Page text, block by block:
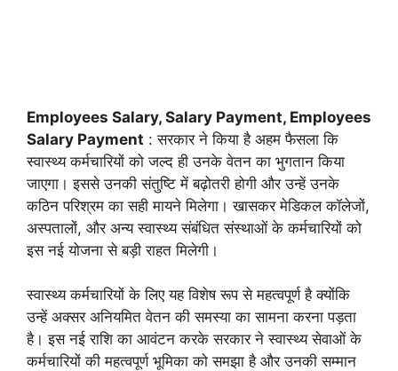
Employees Salary, Salary Payment, Employees
Salary Payment : सरकार ने किया है अहम फैसला कि
स्वास्थ्य कर्मचारियों को जल्द ही उनके वेतन का भुगतान किया
जाएगा। इससे उनकी संतुष्टि में बढ़ोतरी होगी और उन्हें उनके
कठिन परिश्रम का सही मायने मिलेगा। खासकर मेडिकल कॉलेजों,
अस्पतालों, और अन्य स्वास्थ्य संबंधित संस्थाओं के कर्मचारियों को
इस नई योजना से बड़ी राहत मिलेगी।
स्वास्थ्य कर्मचारियों के लिए यह विशेष रूप से महत्वपूर्ण है क्योंकि
उन्हें अक्सर अनियमित वेतन की समस्या का सामना करना पड़ता
है। इस नई राशि का आवंटन करके सरकार ने स्वास्थ्य सेवाओं के
कर्मचारियों की महत्वपूर्ण भूमिका को समझा है और उनकी सम्मान